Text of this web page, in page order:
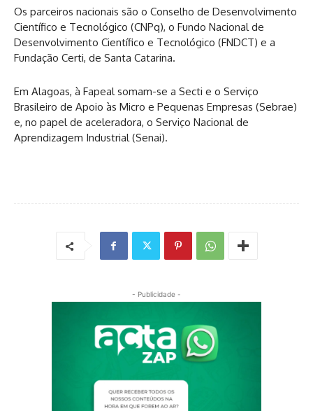
Os parceiros nacionais são o Conselho de Desenvolvimento
Científico e Tecnológico (CNPq), o Fundo Nacional de
Desenvolvimento Científico e Tecnológico (FNDCT) e a
Fundação Certi, de Santa Catarina.
Em Alagoas, à Fapeal somam-se a Secti e o Serviço
Brasileiro de Apoio às Micro e Pequenas Empresas (Sebrae)
e, no papel de aceleradora, o Serviço Nacional de
Aprendizagem Industrial (Senai).
- Publicidade -